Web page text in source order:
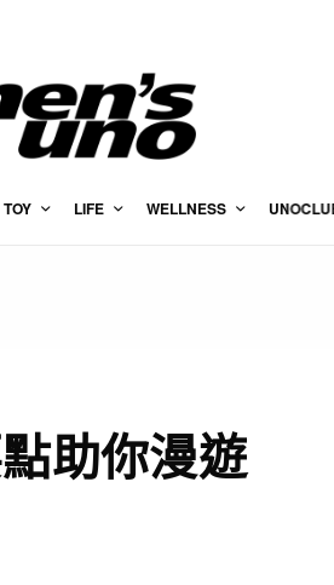
TOY LIFE WELLNESS
助你漫遊